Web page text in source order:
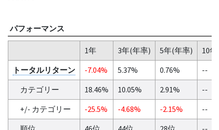
パフォーマンス
1年 3年(年率) 5年(年率)
10
トータルリターン
-7.04% 5.37% 0.76%
--
カテゴリー
18.46% 10.05% 2.91%
--
+/- カテゴリー
-25.5% -4.68% -2.15%
--